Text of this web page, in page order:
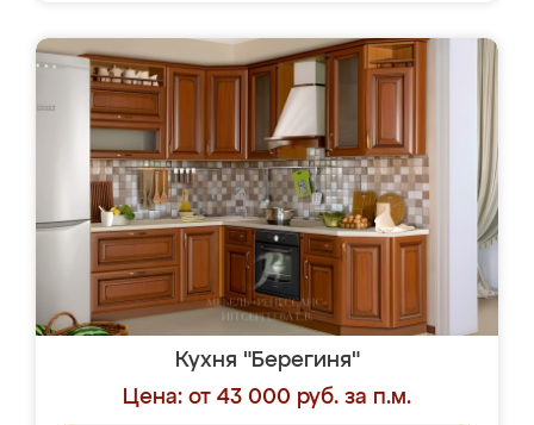
Кухня "Берегиня"
Цена: от 43 000 руб. за п.м.